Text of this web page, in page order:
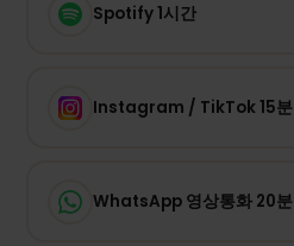
Spotify 1시간
Instagram / TikTok 15분
WhatsApp 영상통화 20분